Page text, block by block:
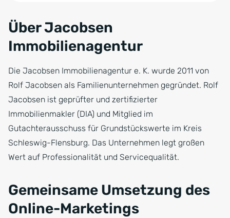
Über Jacobsen
Immobilienagentur
Die Jacobsen Immobilienagentur e. K. wurde 2011 von
Rolf Jacobsen als Familienunternehmen gegründet. Rolf
Jacobsen ist geprüfter und zertifizierter
Immobilienmakler (DIA) und Mitglied im
Gutachterausschuss für Grundstückswerte im Kreis
Schleswig-Flensburg. Das Unternehmen legt großen
Wert auf Professionalität und Servicequalität.
Gemeinsame Umsetzung des
Online-Marketings